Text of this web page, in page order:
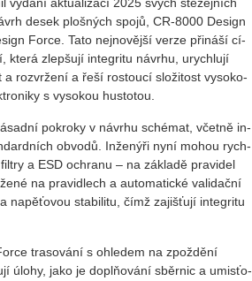
desek ploš­ných spojů, CR-8000 De­sign
Force. Tato nej­no­věj­ší verze při­ná­ší cí­
která zlep­šu­jí in­te­gri­tu ná­vr­hu, urych­lu­jí
a roz­vr­že­ní a řeší ros­tou­cí slo­ži­tost vy­so­ko­
s vy­so­kou hus­to­tou.
po­kro­ky v ná­vr­hu sché­mat, včet­ně in­
ob­vo­dů. In­že­ný­ři nyní mohou rych­
a ESD ochra­nu – na zá­kla­dě pra­vi­del
na pra­vi­dlech a au­to­ma­tic­ké va­li­dač­ní
na­pě­ťo­vou sta­bi­li­tu, čímž za­jiš­ťu­jí in­te­gri­tu
tra­so­vá­ní s ohle­dem na zpož­dě­ní
úlohy, jako je dopl­ňo­vání sběr­nic a umis­ťo­